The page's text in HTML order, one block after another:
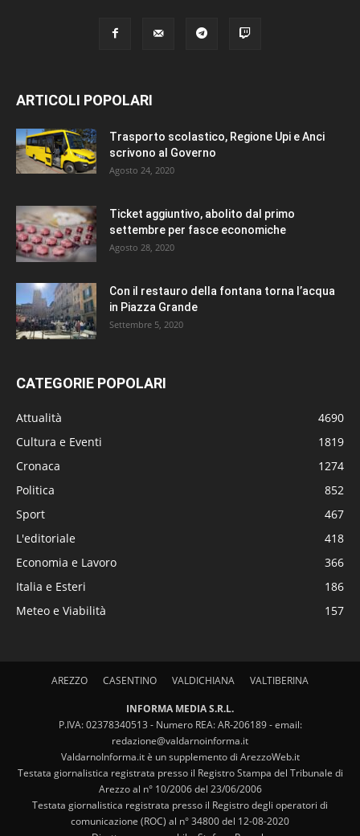
ARTICOLI POPOLARI
Trasporto scolastico, Regione Upi e Anci
scrivono al Governo
Agosto 24, 2020
Ticket aggiuntivo, abolito dal primo
settembre per fasce economiche
Agosto 28, 2020
Con il restauro della fontana torna l’acqua
in Piazza Grande
Settembre 5, 2020
CATEGORIE POPOLARI
Attualità
4690
Cultura e Eventi
1819
Cronaca
1274
Politica
852
Sport
467
L'editoriale
418
Economia e Lavoro
366
Italia e Esteri
186
Meteo e Viabilità
157
AREZZO CASENTINO VALDICHIANA VALTIBERINA
INFORMA MEDIA S.R.L.
P.IVA: 02378340513 - Numero REA: AR-206189 - email:
redazione@valdarnoinforma.it
ValdarnoInforma.it è un supplemento di ArezzoWeb.it
Testata giornalistica registrata presso il Registro Stampa del Tribunale di
Arezzo al n° 10/2006 del 23/06/2006
Testata giornalistica registrata presso il Registro degli operatori di
comunicazione (ROC) al n° 34800 del 12-08-2020